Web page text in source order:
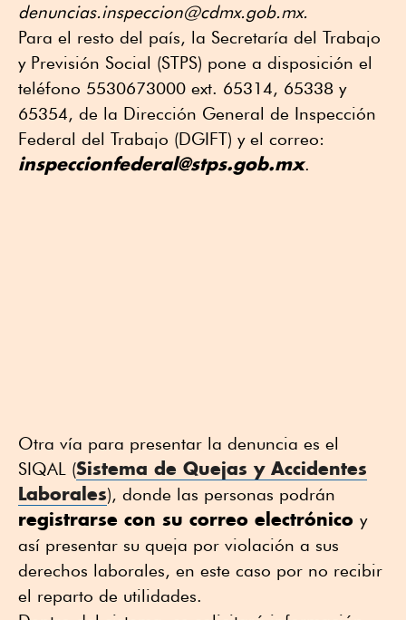
denuncias.inspeccion@cdmx.gob.mx.
Para el resto del país, la Secretaría del Trabajo
y Previsión Social (STPS) pone a disposición el
teléfono 5530673000 ext. 65314, 65338 y
65354, de la Dirección General de Inspección
Federal del Trabajo (DGIFT) y el correo:
inspeccionfederal@stps.gob.mx.
Otra vía para presentar la denuncia es el
SIQAL (Sistema de Quejas y Accidentes
Laborales), donde las personas podrán
registrarse con su correo electrónico y
así presentar su queja por violación a sus
derechos laborales, en este caso por no recibir
el reparto de utilidades.